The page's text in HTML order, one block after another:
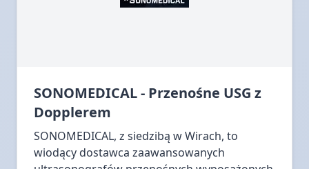
SONOMEDICAL - Przenośne USG z
Dopplerem
SONOMEDICAL, z siedzibą w Wirach, to
wiodący dostawca zaawansowanych